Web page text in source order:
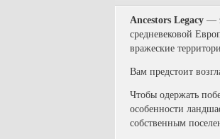
Ancestors Legacy —
средневековой
вражеские
Вам предстоит
Чтобы одержать
особенности
собственным